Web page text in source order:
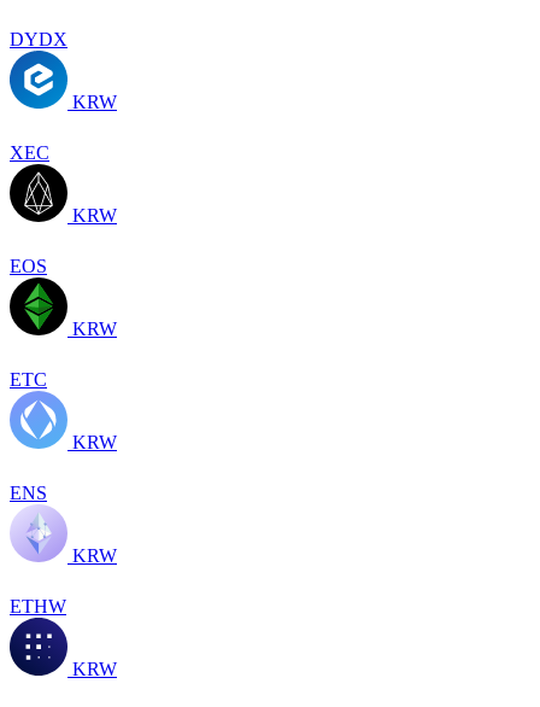
DYDX
KRW
XEC
KRW
EOS
KRW
ETC
KRW
ENS
KRW
ETHW
KRW